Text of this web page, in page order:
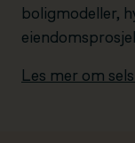
boligmodeller,
Les mer om